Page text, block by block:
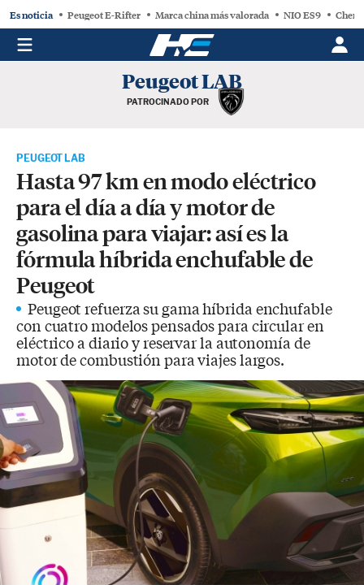
Es noticia Peugeot E-Rifter Marca china más valorada NIO ES9 Chery
Peugeot LAB
PATROCINADO POR
PEUGEOT LAB
Hasta 97 km en modo eléctrico
para el día a día y motor de
gasolina para viajar: así es la
fórmula híbrida enchufable de
Peugeot
Peugeot refuerza su gama híbrida enchufable
con cuatro modelos pensados para circular en
eléctrico a diario y reservar la autonomía de
motor de combustión para viajes largos.